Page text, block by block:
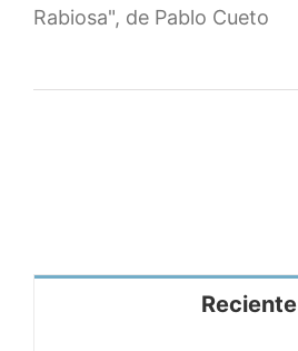
Rabiosa", de Pablo Cueto
Reciente